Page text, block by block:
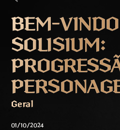
BEM-
SOLISIUM:
Geral
01/10/2024